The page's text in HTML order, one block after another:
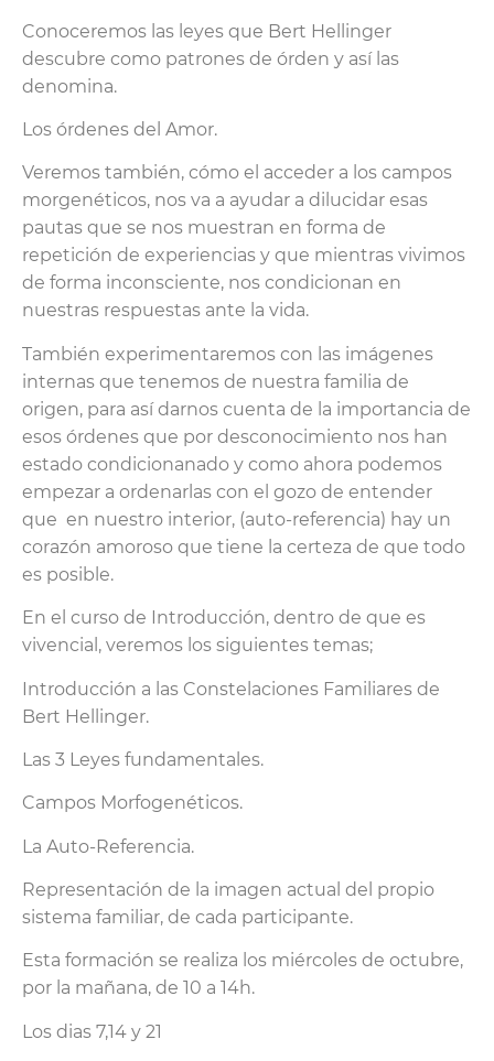
Conoceremos las leyes que Bert Hellinger
descubre como patrones de órden y así las
denomina.
Los órdenes del Amor.
Veremos también, cómo el acceder a los campos
morgenéticos, nos va a ayudar a dilucidar esas
pautas que se nos muestran en forma de
repetición de experiencias y que mientras vivimos
de forma inconsciente, nos condicionan en
nuestras respuestas ante la vida.
También experimentaremos con las imágenes
internas que tenemos de nuestra familia de
origen, para así darnos cuenta de la importancia de
esos órdenes que por desconocimiento nos han
estado condicionanado y como ahora podemos
empezar a ordenarlas con el gozo de entender
que en nuestro interior, (auto-referencia) hay un
corazón amoroso que tiene la certeza de que todo
es posible.
En el curso de Introducción, dentro de que es
vivencial, veremos los siguientes temas;
Introducción a las Constelaciones Familiares de
Bert Hellinger.
Las 3 Leyes fundamentales.
Campos Morfogenéticos.
La Auto-Referencia.
Representación de la imagen actual del propio
sistema familiar, de cada participante.
Esta formación se realiza los miércoles de octubre,
por la mañana, de 10 a 14h.
Los dias 7,14 y 21